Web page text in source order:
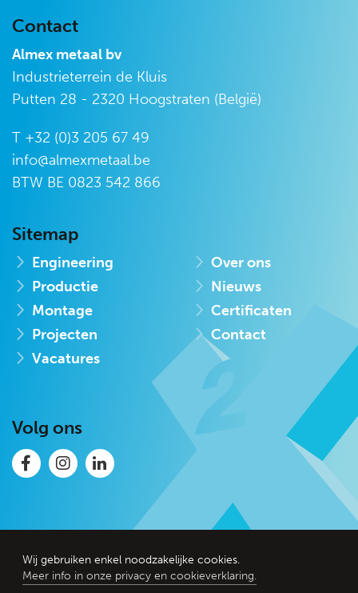
Wij gebruiken enkel noodzakelijke cookies.
Meer info in onze privacy en cookieverklaring.
Contact
Almex metaal bv
Industrieterrein de Kluis
Putten 28 - 2320 Hoogstraten (België)
T +32 (0)3 205 67 49
info@almexmetaal.be
BTW BE 0823 542 866
Sitemap
Engineering
Productie
Montage
Projecten
Vacatures
Over ons
Nieuws
Certificaten
Contact
Volg ons
2026 Almex metaal bv -Privacyverklaring